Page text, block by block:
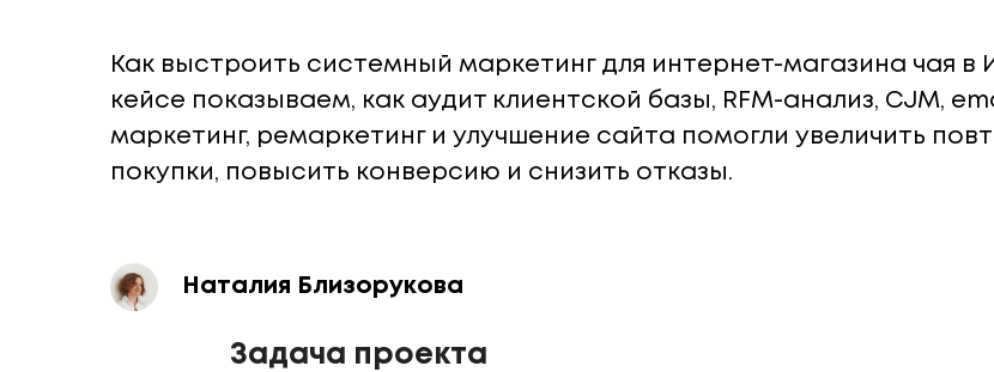
Как выстроить системный маркетинг для интернет-магазина чая в
кейсе показываем, как аудит клиентской базы, RFM-анализ, CJM,
маркетинг, ремаркетинг и улучшение сайта помогли увеличить
покупки, повысить конверсию и снизить отказы.
Наталия Близорукова
Задача проекта